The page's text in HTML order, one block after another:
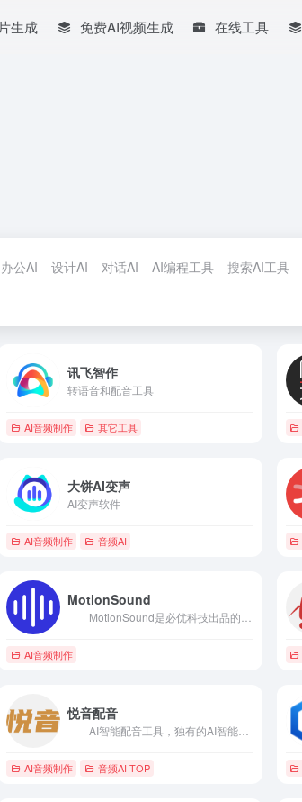
生成 免费AI视频生成 在线工具
办公AI 设计AI 对话AI AI编程工具 搜索AI工具
音 # 宣传片配音
讯飞智作
转语音和配音工具
AI音频制作 其它工具
大饼AI变声
AI变声软件
AI音频制作 音频AI
MotionSound
AI音频制作
悦音配音
AI音频制作 音频AI TOP